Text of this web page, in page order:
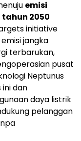
emisi
2050
initiative
jangka
terbarukan,
pusat
Neptunus
dan
daya listrik
pelanggan